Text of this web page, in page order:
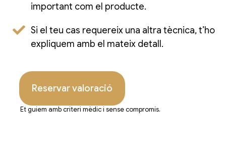
important com el producte.
Si el teu cas requereix una altra tècnica, t’ho
expliquem amb el mateix detall.
Reservar valoració
Et guiem amb criteri mèdic i sense compromís.